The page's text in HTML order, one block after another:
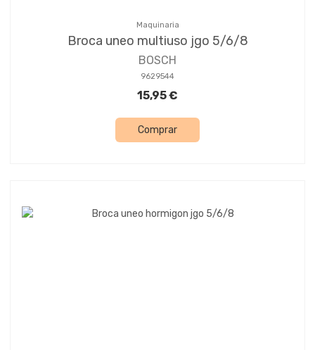
Maquinaria
Broca uneo multiuso jgo 5/6/8
BOSCH
9629544
15,95 €
Comprar